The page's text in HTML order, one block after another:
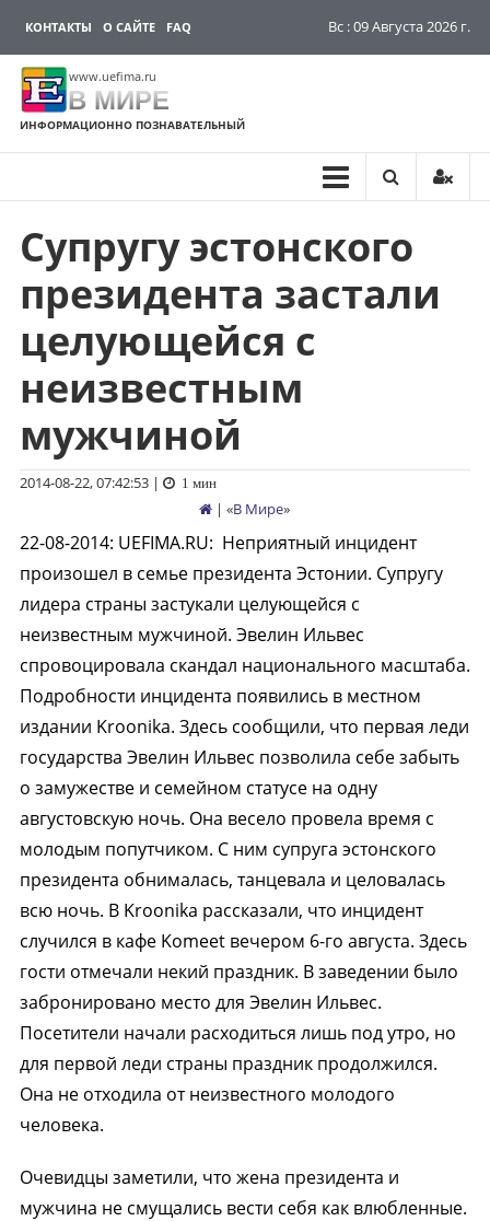
КОНТАКТЫ О САЙТЕ FAQ Вс : 09 Августа 2026 г.
www.uefima.ru
В МИРЕ
ИНФОРМАЦИОННО ПОЗНАВАТЕЛЬНЫЙ
Перейти
содержимому
Супругу эстонского
президента застали
целующейся с
неизвестным
мужчиной
2014-08-22, 07:42:53| 1 мин
| «В Мире»
22-08-2014: UEFIMA.RU: Неприятный инцидент
произошел в семье президента Эстонии. Супругу
лидера страны застукали целующейся с
неизвестным мужчиной. Эвелин Ильвес
спровоцировала скандал национального масштаба.
Подробности инцидента появились в местном
издании Kroonika. Здесь сообщили, что первая леди
государства Эвелин Ильвес позволила себе забыть
о замужестве и семейном статусе на одну
августовскую ночь. Она весело провела время с
молодым попутчиком. С ним супруга эстонского
президента обнималась, танцевала и целовалась
всю ночь. В Kroonika рассказали, что инцидент
случился в кафе Komeet вечером 6-го августа. Здесь
гости отмечали некий праздник. В заведении было
забронировано место для Эвелин Ильвес.
Посетители начали расходиться лишь под утро, но
для первой леди страны праздник продолжился.
Она не отходила от неизвестного молодого
человека.
Очевидцы заметили, что жена президента и
мужчина не смущались вести себя как влюбленные.